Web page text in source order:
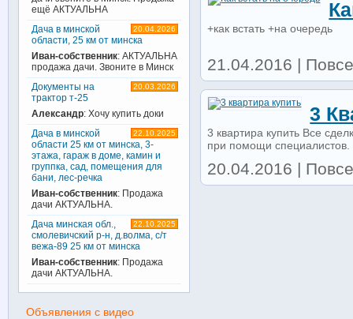
+как встать +на очередь
21.04.2016 |
3
3 квартира купить Все
при помощи
20.04.2016 |
ещё АКТУАЛЬНА
20.04.2026
Дача в минской
области, 25 км от минска
Иван-собственник: АКТУАЛЬНА
продажа дачи. Звоните в Минск
20.03.2026
Документы на
трактор т-25
Александр: Хочу купить доки
22.10.2025
Дача в минской
области 25 км от минска, 3-
этажа, гараж в доме, камин и
группка, сад, помещения для
бани, лес-речка
Иван-собственник: Продажа
дачи АКТУАЛЬНА.
22.10.2025
Дача минская обл.,
смолевичский р-н, д.волма, с/т
вежа-89 25 км от минска
Иван-собственник: Продажа
дачи АКТУАЛЬНА.
Объявления с видео